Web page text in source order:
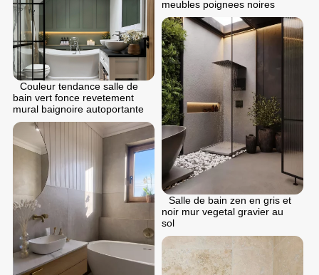
meubles poignees noires
Couleur tendance salle de
bain vert fonce revetement
mural baignoire autoportante
Salle de bain zen en gris et
noir mur vegetal gravier au
sol